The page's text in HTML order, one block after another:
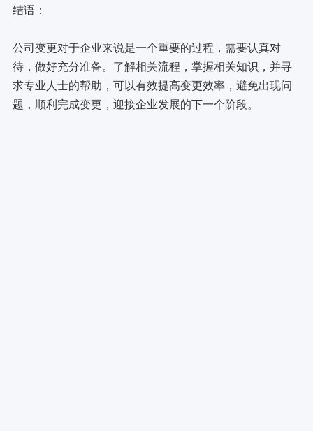
结语：
公司变更对于企业来说是一个重要的过程，需要认真对
待，做好充分准备。了解相关流程，掌握相关知识，并寻
求专业人士的帮助，可以有效提高变更效率，避免出现问
题，顺利完成变更，迎接企业发展的下一个阶段。